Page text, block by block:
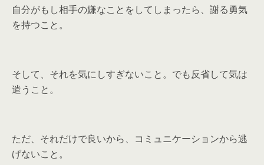
自分がもし相手の嫌なことをしてしまったら、謝る勇気
を持つこと。
そして、それを気にしすぎないこと。でも反省して気は
遣うこと。
ただ、それだけで良いから、コミュニケーションから逃
げないこと。